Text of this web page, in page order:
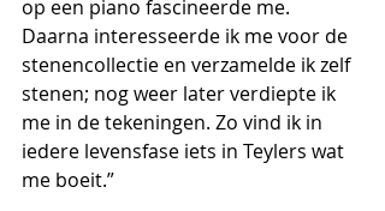
op een piano fascineerde me.
Daarna interesseerde ik me voor de
stenencollectie en verzamelde ik zelf
stenen; nog weer later verdiepte ik
me in de tekeningen. Zo vind ik in
iedere levensfase iets in Teylers wat
me boeit.”